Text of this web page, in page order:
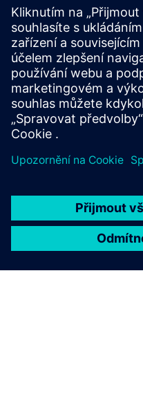
ENGINEERING DATA
Simcenter
predictions 1000x
Integrates machine
CAE workflows.